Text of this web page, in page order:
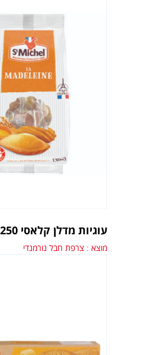
עוגיות מדלן קלאסי 250 גר’
מוצא : צרפת חבל נורמנדי